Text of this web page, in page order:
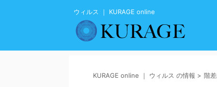
ウィルス ｜ KURAGE online
KURAGE online ｜ ウィルス の情報 > 階